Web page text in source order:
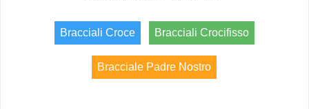
Bracciali Croce Bracciali Crocifisso
Bracciale Padre Nostro